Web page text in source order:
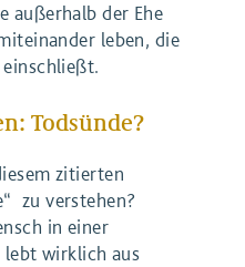
außerhalb der Ehe
leben, die
einschließt.
Todsünde?
zitierten
zu verstehen?
in einer
lebt wirklich aus